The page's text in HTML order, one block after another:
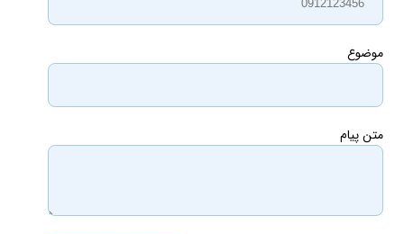
موضوع
متن پیام